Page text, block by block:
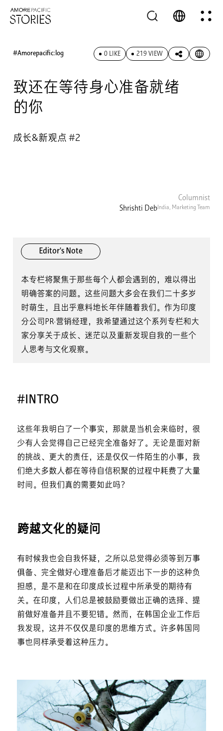
#Amorepacific:log 0 LIKE 219 VIEW
致还在等待身心准备就绪
的你
成长&新观点 #2
Columnist
Shrishti Deb India, Marketing Team
Editor's Note
本专栏将聚焦于那些每个人都会遇到的，难以得出
明确答案的问题。这些问题大多会在我们二十多岁
时萌生，且出乎意料地长年伴随着我们。作为印度
分公司PR·营销经理，我希望通过这个系列专栏和大
家分享关于成长、迷茫以及重新发现自我的一些个
人思考与文化观察。
#INTRO
这些年我明白了一个事实，那就是当机会来临时，很
少有人会觉得自己已经完全准备好了。无论是面对新
的挑战、更大的责任，还是仅仅一件陌生的小事，我
们绝大多数人都在等待自信积聚的过程中耗费了大量
时间。但我们真的需要如此吗？
跨越文化的疑问
有时候我也会自我怀疑，之所以总觉得必须等到万事
俱备、完全做好心理准备后才能迈出下一步的这种负
担感，是不是和在印度成长过程中所承受的期待有
关。在印度，人们总是被鼓励要做出正确的选择、提
前做好准备并且不要犯错。然而，在韩国企业工作后
我发现，这并不仅仅是印度的思维方式。许多韩国同
事也同样承受着这种压力。